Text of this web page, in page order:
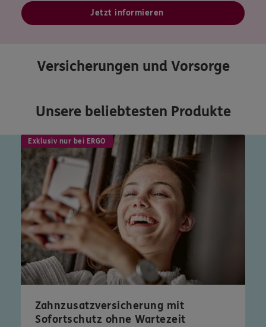
Jetzt informieren
Versicherungen und Vorsorge
Unsere beliebtesten Produkte
Exklusiv nur bei ERGO
Zahnzusatzversicherung mit
Sofortschutz ohne Wartezeit